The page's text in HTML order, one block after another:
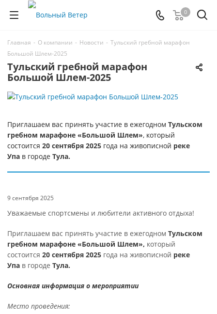
0
Главная - О компании - Новости - Тульский гребной марафон
Большой Шлем-2025
Тульский гребной марафон
Большой Шлем-2025
Приглашаем вас принять участие в ежегодном Тульском
гребном марафоне «Большой Шлем», который
состоится 20 сентября 2025 года на живописной реке
Упа в городе Тула.
9 сентября 2025
Уважаемые спортсмены и любители активного отдыха!
Приглашаем вас принять участие в ежегодном Тульском
гребном марафоне «Большой Шлем», который
состоится 20 сентября 2025 года на живописной реке
Упа в городе Тула.
Основная информация о мероприятии
Место проведения: